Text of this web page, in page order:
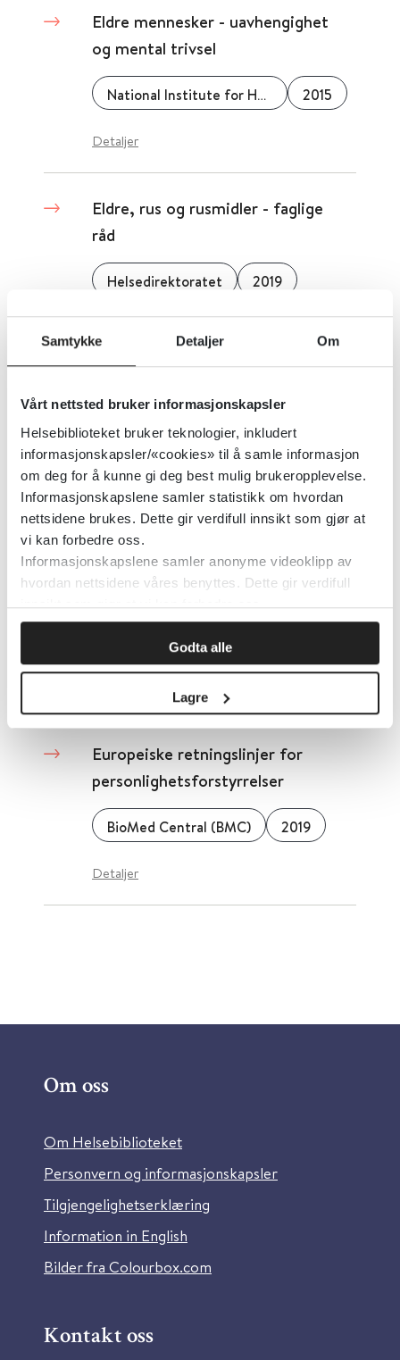
Samtykke Detaljer Om
Vårt nettsted bruker informasjonskapsler
Helsebiblioteket bruker teknologier, inkludert
informasjonskapsler/«cookies» til å samle informasjon
om deg for å kunne gi deg best mulig brukeropplevelse.
Informasjonskapslene samler statistikk om hvordan
nettsidene brukes. Dette gir verdifull innsikt som gjør at
vi kan forbedre oss.
Informasjonskapslene samler anonyme videoklipp av
hvordan nettsidene våres benyttes. Dette gir verdifull
innsikt som gjør at vi kan forbedre oss.
Godta alle
Lagre
Eldre mennesker - uavhengighet
og mental trivsel
National Institute for Health and Care Excellence (NICE) 2015
Detaljer
Eldre, rus og rusmidler - faglige
råd
Helsedirektoratet 2019
Elektrokonvulsiv behandling (ECT)
Helsedirektoratet 2017
Europeisk retningslinje for
diagnostikk og behandling av
insomni
Europeiske retningslinjer for
personlighetsforstyrrelser
BioMed Central (BMC) 2019
Detaljer
Om oss
Om Helsebiblioteket
Personvern og informasjonskapsler
Tilgjengelighetserklæring
Information in English
Bilder fra Colourbox.com
Kontakt oss